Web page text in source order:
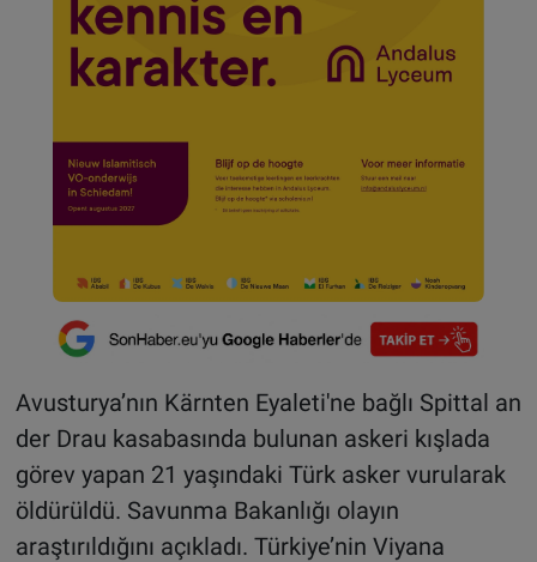
Avusturya’nın Kärnten Eyaleti'ne bağlı Spittal an
der Drau kasabasında bulunan askeri kışlada
görev yapan 21 yaşındaki Türk asker vurularak
öldürüldü. Savunma Bakanlığı olayın
araştırıldığını açıkladı. Türkiye’nin Viyana